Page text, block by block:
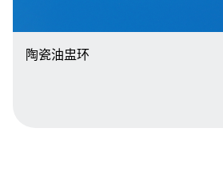
陶瓷油盅环